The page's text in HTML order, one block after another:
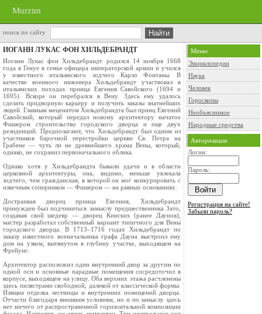
Murzim
поиск по сайту
ИОГАНН ЛУКАС ФОН ХИЛЬДЕБРАНДТ
Иоганн Лукас фон Хильдебрандт родился 14 ноября 1668
года в Генуе в семье офицера императорской армии и учился
у известного итальянского зодчего Карло Фонтаны. В
качестве военного инженера Хильдебрандт участвовал в
итальянских походах принца Евгения Савойского (1694 и
1695). Вскоре он перебрался в Вену. Здесь ему удалось
сделать придворную карьеру и получить заказы знатнейших
людей. Главным меценатом Хильдебрандта был принц Евгений
Савойский, который передал новому архитектору начатое
Фишером строительство городского дворца и еще двух
резиденций. Предполагают, что Хильдебрандт был одним из
участников барочной перестройки церкви Св. Петра на
Грабене — чуть ли не древнейшего храма Вены, который,
однако, не сохранил первоначального облика.
Однако хотя у Хильдебрандта бывали удачи и в области
церковной архитектуры, она, видимо, меньше увлекала
зодчего, чем гражданская, в которой он мог конкурировать с
извечным соперником — Фишером — на равных основаниях.
Достраивая дворец принца Евгения, Хильдебрандт
принужден был подчиниться замыслу предшественника Зато,
создавая свой шедевр — дворец Кинских (ранее Даунов),
мастер разработал собственный вариант типичного для Вены
городского дворца. В 1713–1716 годах Хильдебрандт по
заказу известного военачальника графа Дауна выстроил ему
дом на узком, вытянутом в глубину участке, выходящем на
Фрейунг.
Архитектор расположил один внутренний двор за другим по
одной оси и основные парадные помещения сосредоточил в
корпусе, выходящем на улицу. Оба верхних этажа расчленены
здесь пилястрами свободной, далекой от классической формы.
Изящна отделка лестницы и внутренних помещений дворца.
Отчасти благодаря внешним условиям, но и по замыслу здесь
нет ничего от распространенной горизонтальной композиции
Меню
Энциклопедии
Наука
Человек
Гороскопы
Необъяснимое
Народные средства
Авторизация
Логин:
Пароль:
Регистрация на сайте!
Забыли пароль?